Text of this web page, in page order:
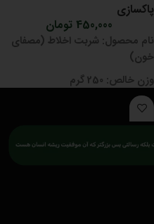
پاکسازی
450,000 تومان
نام محصول: شربت اخلاط (مصفای
خون)
وزن خالص: